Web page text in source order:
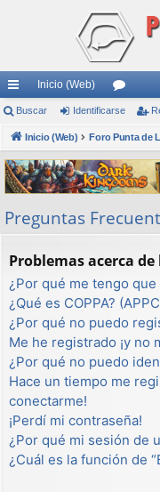
nl
ac
es
rá
pi
Inicio (Web)
or
os
Buscar Identificarse
Inicio (Web)
Preguntas
Problemas acerca
¿Por qué me tengo
¿Qué es COPPA?
¿Por qué no puedo
Me he registrado ¡y no
¿Por qué no puedo
Hace un tiempo me
conectarme!
¡Perdí mi contraseña!
¿Por qué mi sesión de
¿Cuál es la función de